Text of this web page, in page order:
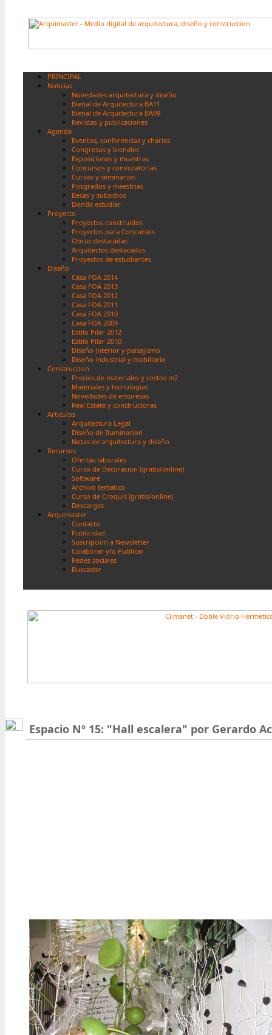
PRINCIPAL
Noticias
Novedades arquitectura y diseño
Bienal de Arquitectura BA11
Bienal de Arquitectura BA09
Revistas y publicaciones
Agenda
Eventos, conferencias y charlas
Congresos y bienales
Exposiciones y muestras
Concursos y convocatorias
Cursos y seminarios
Posgrados y maestrias
Becas y subsidios
Donde estudiar
Proyecto
Proyectos construidos
Proyectos para Concursos
Obras destacadas
Arquitectos destacados
Proyectos de estudiantes
Diseño
Casa FOA 2014
Casa FOA 2013
Casa FOA 2012
Casa FOA 2011
Casa FOA 2010
Casa FOA 2009
Estilo Pilar 2012
Estilo Pilar 2010
Diseño interior y paisajismo
Diseño industrial y mobiliario
Construccion
Precios de materiales y costos m2
Materiales y tecnologias
Novedades de empresas
Real Estate y constructoras
Articulos
Arquitectura Legal
Diseño de Iluminacion
Notas de arquitectura y diseño
Recursos
Ofertas laborales
Curso de Decoracion (gratis/online)
Software
Archivo tematico
Curso de Croquis (gratis/online)
Descargas
Arquimaster
Contacto
Publicidad
Suscripcion a Newsletter
Colaborar y/o Publicar
Redes sociales
Buscador
Espacio Nº 15: "Hall escalera" por Gerardo